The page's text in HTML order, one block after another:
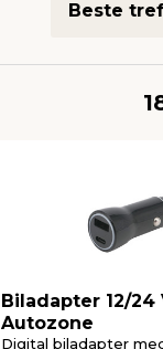
Biladapter 12/24
Autozone
Digital biladapter